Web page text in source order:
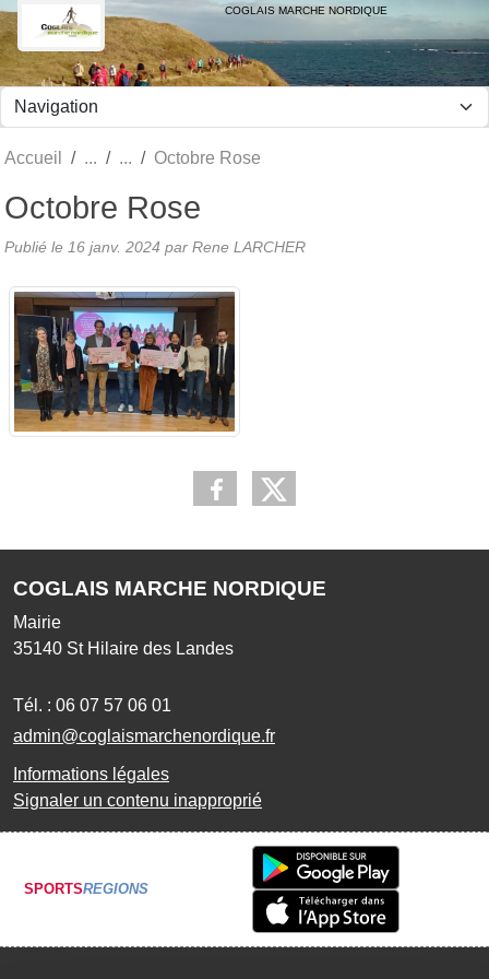
COGLAIS MARCHE NORDIQUE
Accueil Octobre Rose
Octobre Rose
Publié le 16 janv. 2024 par Rene LARCHER
COGLAIS MARCHE NORDIQUE
Mairie
35140 St Hilaire des Landes
Tél. : 06 07 57 06 01
admin@coglaismarchenordique.fr
Informations légales
Signaler un contenu inapproprié
SPORTSREGIONS
Panneau de gestion des cookies